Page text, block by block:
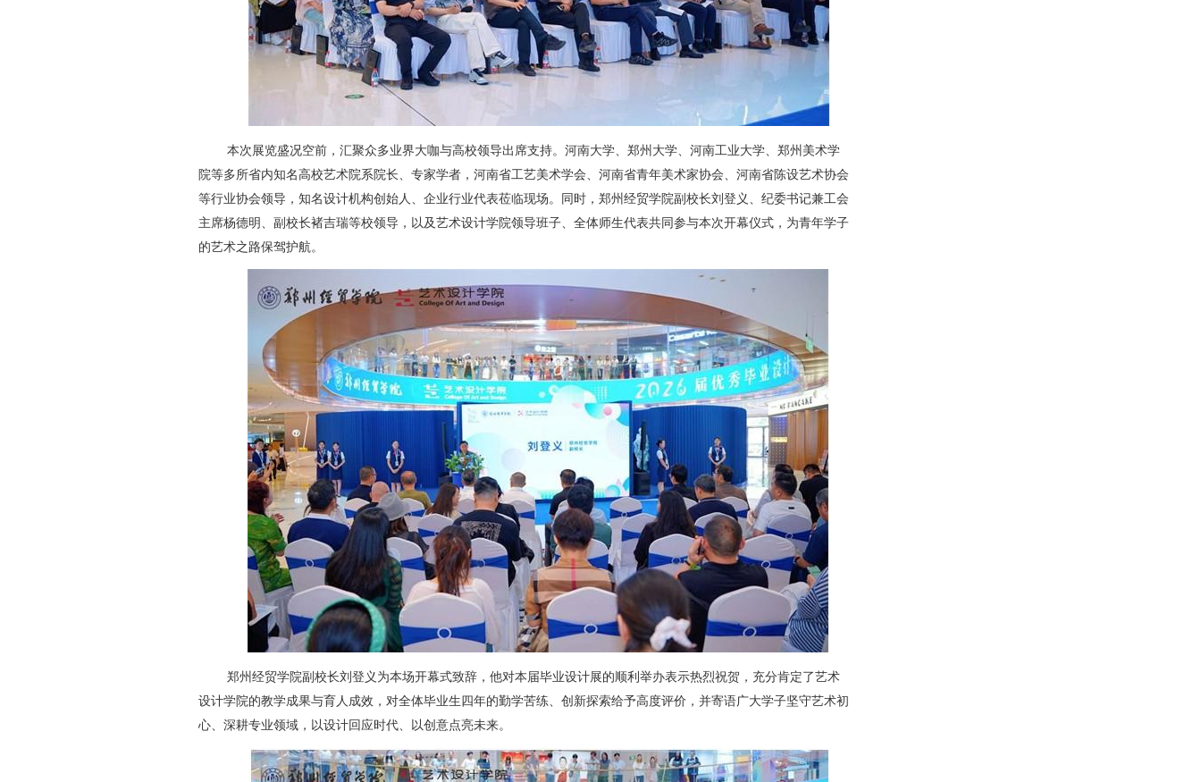
本次展览盛况空前，汇聚众多业界大咖与高校领导出席支持。河南大学、郑州大学、河南工业大学、郑州美术学
院等多所省内知名高校艺术院系院长、专家学者，河南省工艺美术学会、河南省青年美术家协会、河南省陈设艺术协会
等行业协会领导，知名设计机构创始人、企业行业代表莅临现场。同时，郑州经贸学院副校长刘登义、纪委书记兼工会
主席杨德明、副校长褚吉瑞等校领导，以及艺术设计学院领导班子、全体师生代表共同参与本次开幕仪式，为青年学子
的艺术之路保驾护航。
郑州经贸学院副校长刘登义为本场开幕式致辞，他对本届毕业设计展的顺利举办表示热烈祝贺，充分肯定了艺术
设计学院的教学成果与育人成效，对全体毕业生四年的勤学苦练、创新探索给予高度评价，并寄语广大学子坚守艺术初
心、深耕专业领域，以设计回应时代、以创意点亮未来。